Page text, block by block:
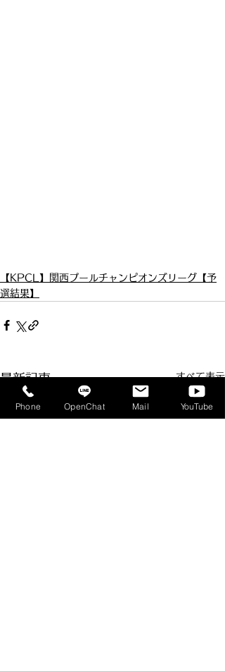
【KPCL】関西プールチャンピオンズリーグ【予
選結果】
最新記事 すべて表示
Phone OpenChat Mail YouTube